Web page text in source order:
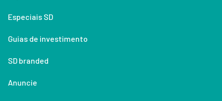
Especiais SD
Guias de investimento
SD branded
Anuncie